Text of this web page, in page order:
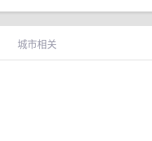
城市相关